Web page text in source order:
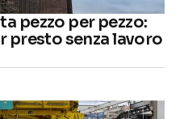
pezzo per pezzo:
presto senza lavoro